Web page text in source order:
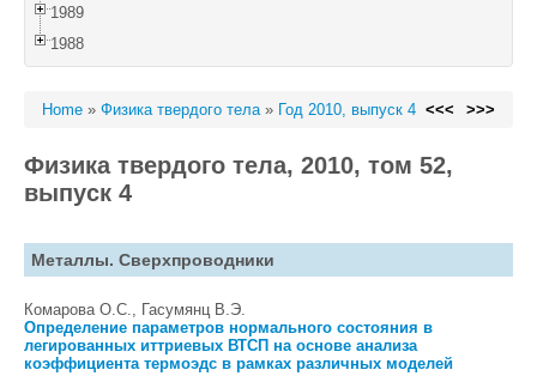
1989
1988
Home » Физика твердого тела» Год 2010, выпуск 4 <<< >>>
Физика твердого тела, 2010, том 52,
выпуск 4
Металлы. Сверхпроводники
Комарова О.С., Гасумянц В.Э.
Определение параметров нормального состояния в
легированных иттриевых ВТСП на основе анализа
коэффициента термоэдс в рамках различных моделей